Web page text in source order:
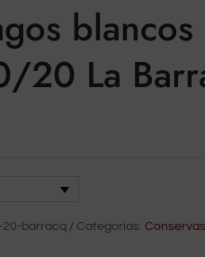
20 La
barracq Categorías:Conservas